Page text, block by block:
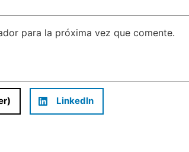
para la próxima vez que comente.
LinkedIn